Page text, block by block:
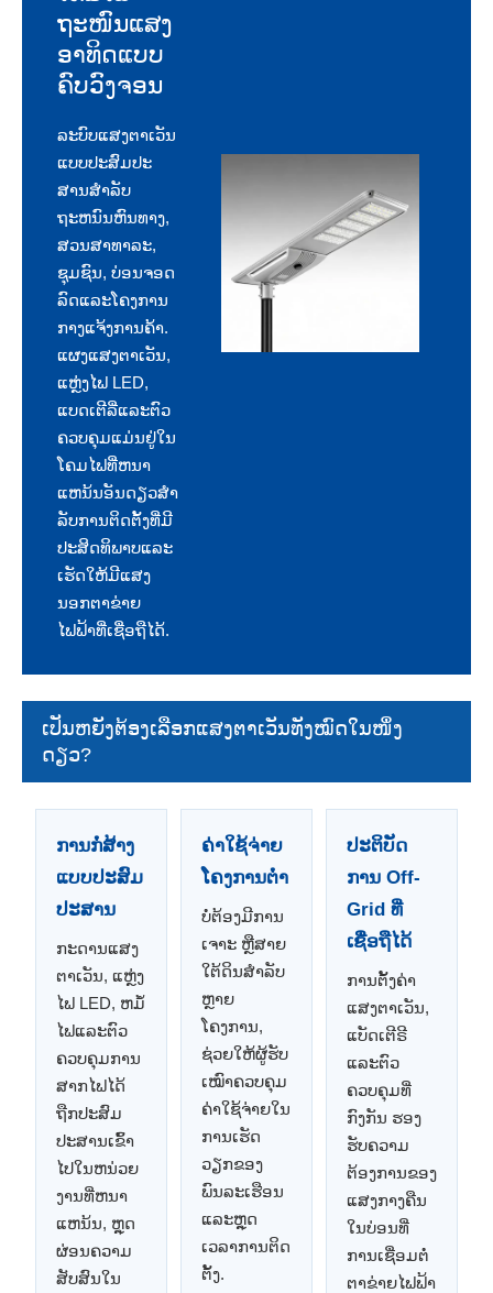
ຖະໜົນແສງ
ອາທິດແບບ
ຄົບວົງຈອນ
ລະບົບແສງຕາເວັນ
ແບບປະສົມປະ
ສານສໍາລັບ
ຖະຫນົນຫົນທາງ,
ສວນສາທາລະ,
ຊຸມຊົນ, ບ່ອນຈອດ
ລົດແລະໂຄງການ
ກາງແຈ້ງການຄ້າ.
ແຜງແສງຕາເວັນ,
ແຫຼ່ງໄຟ LED,
ແບດເຕີລີ່ແລະຕົວ
ຄວບຄຸມແມ່ນຢູ່ໃນ
ໂຄມໄຟທີ່ຫນາ
ແຫນ້ນອັນດຽວສໍາ
ລັບການຕິດຕັ້ງທີ່ມີ
ປະສິດທິພາບແລະ
ເຮັດໃຫ້ມີແສງ
ນອກຕາຂ່າຍ
ໄຟຟ້າທີ່ເຊື່ອຖືໄດ້.
ເປັນຫຍັງຕ້ອງເລືອກແສງຕາເວັນທັງໝົດໃນໜຶ່ງ
ດຽວ?
ການກໍ່ສ້າງ
ແບບປະສົມ
ປະສານ
ກະດານແສງ
ຕາເວັນ, ແຫຼ່ງ
ໄຟ LED, ຫມໍ້
ໄຟແລະຕົວ
ຄວບຄຸມການ
ສາກໄຟໄດ້
ຖືກປະສົມ
ປະສານເຂົ້າ
ໄປໃນຫນ່ວຍ
ງານທີ່ຫນາ
ແຫນ້ນ, ຫຼຸດ
ຜ່ອນຄວາມ
ສັບສົນໃນ
ຄ່າໃຊ້ຈ່າຍ
ໂຄງການຕ່ໍາ
ບໍ່ຕ້ອງມີການ
ເຈາະ ຫຼືສາຍ
ໃຕ້ດິນສຳລັບ
ຫຼາຍ
ໂຄງການ,
ຊ່ວຍໃຫ້ຜູ້ຮັບ
ເໝົາຄວບຄຸມ
ຄ່າໃຊ້ຈ່າຍໃນ
ການເຮັດ
ວຽກຂອງ
ພົນລະເຮືອນ
ແລະຫຼຸດ
ເວລາການຕິດ
ຕັ້ງ.
ປະຕິບັດ
ການ Off-
Grid ທີ່
ເຊື່ອຖືໄດ້
ການຕັ້ງຄ່າ
ແສງຕາເວັນ,
ແບັດເຕີຣີ
ແລະຕົວ
ຄວບຄຸມທີ່
ກົງກັນ ຮອງ
ຮັບຄວາມ
ຕ້ອງການຂອງ
ແສງກາງຄືນ
ໃນບ່ອນທີ່
ການເຊື່ອມຕໍ່
ຕາຂ່າຍໄຟຟ້າ